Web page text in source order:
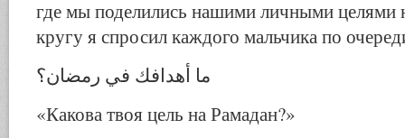
где мы поделились нашими личными целями
кругу я спросил каждого мальчика по
ما أهدافك في رمضان؟
«Какова твоя цель на Рамадан?»